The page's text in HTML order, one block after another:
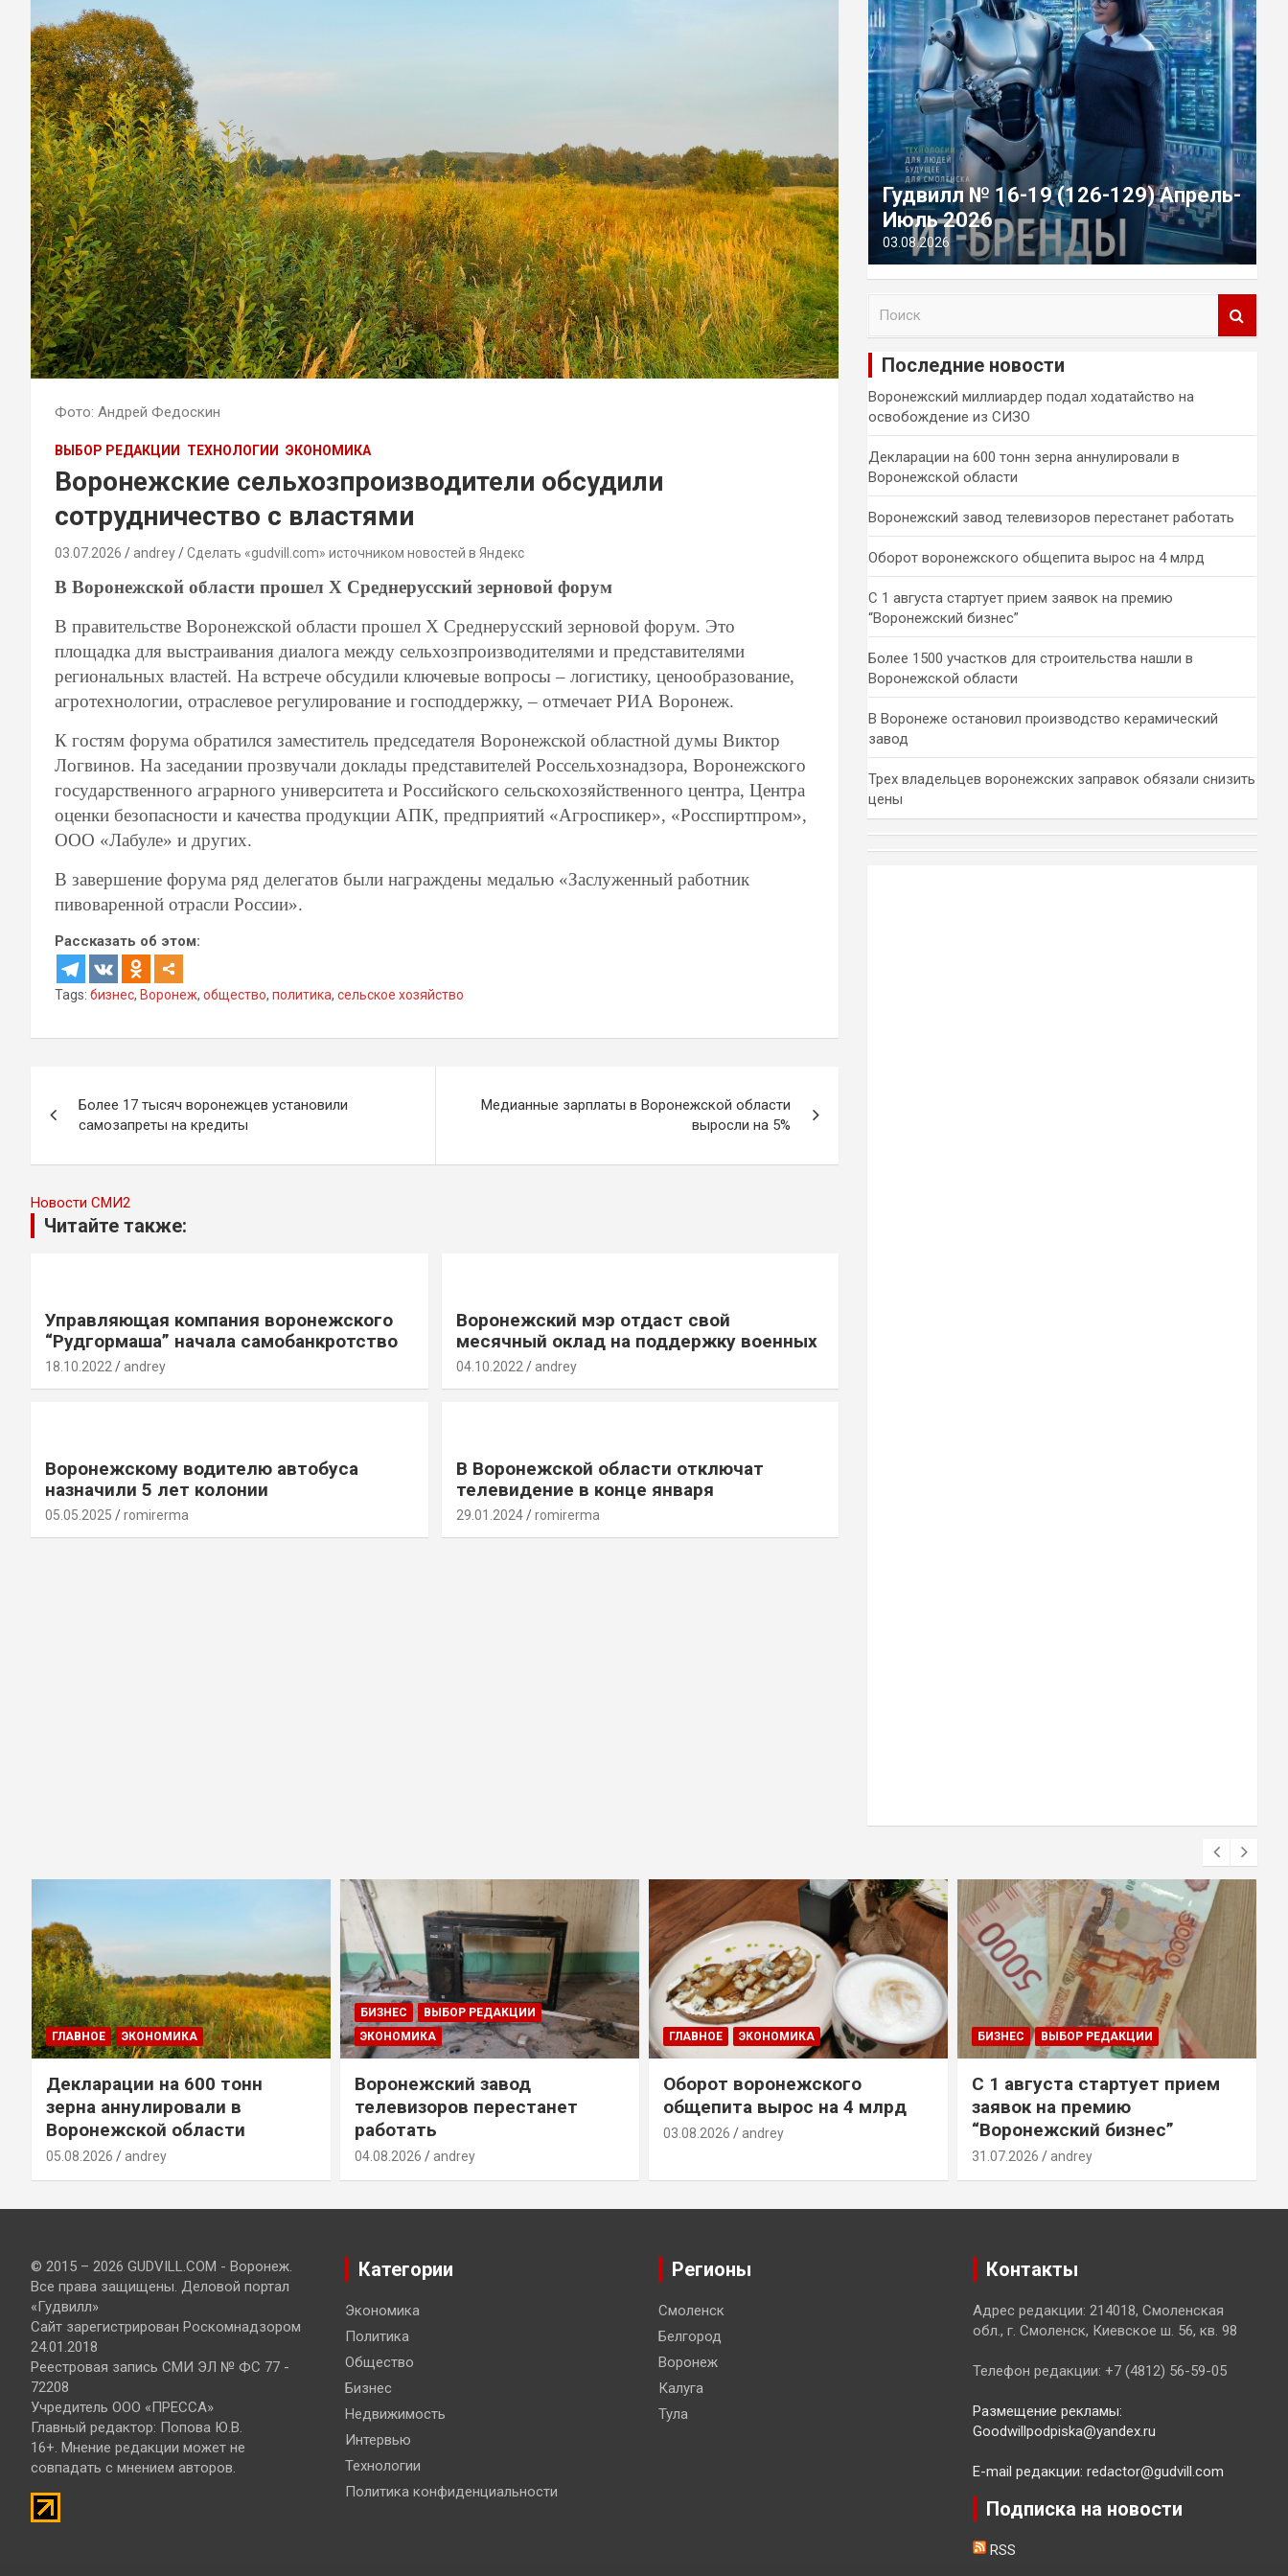
Фото: Андрей Федоскин
ВЫБОР РЕДАКЦИИ ТЕХНОЛОГИИ ЭКОНОМИКА
Воронежские сельхозпроизводители обсудили
сотрудничество с властями
03.07.2026 andrey Сделать «gudvill.com» источником новостей в Яндекс
В Воронежской области прошел X Среднерусский зерновой форум
В правительстве Воронежской области прошел X Среднерусский зерновой форум. Это
площадка для выстраивания диалога между сельхозпроизводителями и представителями
региональных властей. На встрече обсудили ключевые вопросы – логистику, ценообразование,
агротехнологии, отраслевое регулирование и господдержку, – отмечает РИА Воронеж.
К гостям форума обратился заместитель председателя Воронежской областной думы Виктор
Логвинов. На заседании прозвучали доклады представителей Россельхознадзора, Воронежского
государственного аграрного университета и Российского сельскохозяйственного центра, Центра
оценки безопасности и качества продукции АПК, предприятий «Агроспикер», «Росспиртпром»,
ООО «Лабуле» и других.
В завершение форума ряд делегатов были награждены медалью «Заслуженный работник
пивоваренной отрасли России».
Рассказать об этом:
Tags: бизнес, Воронеж, общество, политика, сельское хозяйство
по
записям
Более 17 тысяч воронежцев установили
самозапреты на кредиты
Медианные зарплаты в Воронежской области
выросли на 5%
Новости СМИ2
Читайте также:
Управляющая компания воронежского
“Рудгормаша” начала самобанкротство
18.10.2022 andrey
Воронежский мэр отдаст свой
месячный оклад на поддержку военных
04.10.2022 andrey
Воронежскому водителю автобуса
назначили 5 лет колонии
05.05.2025 romirerma
В Воронежской области отключат
телевидение в конце января
29.01.2024 romirerma
Гудвилл № 16-19 (126-129) Апрель-
Июль 2026
03.08.2026
и
Последние новости
Воронежский миллиардер подал ходатайство на
освобождение из СИЗО
Декларации на 600 тонн зерна аннулировали в
Воронежской области
Воронежский завод телевизоров перестанет работать
Оборот воронежского общепита вырос на 4 млрд
С 1 августа стартует прием заявок на премию
“Воронежский бизнес”
Более 1500 участков для строительства нашли в
Воронежской области
В Воронеже остановил производство керамический
завод
Трех владельцев воронежских заправок обязали снизить
цены
ГЛАВНОЕ ЭКОНОМИКА
Декларации на 600 тонн
зерна аннулировали в
Воронежской области
05.08.2026 andrey
БИЗНЕС
ВЫБОР РЕДАКЦИИ
ЭКОНОМИКА
Воронежский завод
телевизоров перестанет
работать
04.08.2026 andrey
ГЛАВНОЕ ЭКОНОМИКА
Оборот воронежского
общепита вырос на 4 млрд
03.08.2026 andrey
БИЗНЕС ВЫБОР РЕДАКЦИИ
С 1 августа стартует прием
заявок на премию
“Воронежский бизнес”
31.07.2026 andrey
© 2015 – 2026 GUDVILL.COM - Воронеж.
Все права защищены. Деловой портал
«Гудвилл»
Сайт зарегистрирован Роскомнадзором
24.01.2018
Реестровая запись СМИ ЭЛ № ФС 77 -
72208
Учредитель ООО «ПРЕССА»
Главный редактор: Попова Ю.В.
16+. Мнение редакции может не
совпадать с мнением авторов.
Категории
Экономика
Политика
Общество
Бизнес
Недвижимость
Интервью
Технологии
Политика конфиденциальности
Регионы
Смоленск
Белгород
Воронеж
Калуга
Тула
Контакты
Адрес редакции: 214018, Смоленская
обл., г. Смоленск, Киевское ш. 56, кв. 98
Телефон редакции: +7 (4812) 56-59-05
Размещение рекламы:
Goodwillpodpiska@yandex.ru
E-mail редакции: redactor@gudvill.com
Подписка на новости
RSS